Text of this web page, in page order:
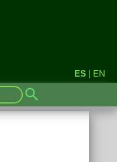
ES | EN